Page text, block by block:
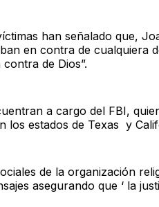
han señalado que,
en contra de cualquiera
de Dios”.
a cargo del FBI,
los estados de Texas y
de la organización
asegurando que ‘ la